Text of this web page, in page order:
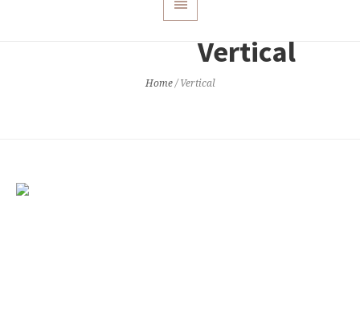
Vertical
Home / Vertical